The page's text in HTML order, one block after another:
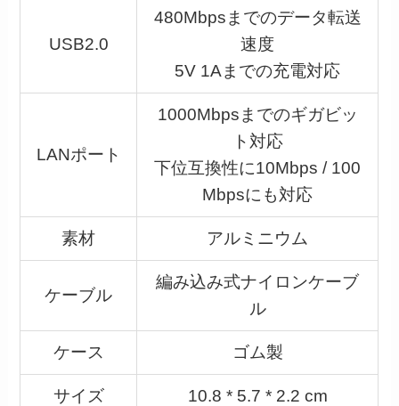
USB2.0
480Mbpsまでのデータ転送
速度
5V 1Aまでの充電対応
LANポート
1000Mbpsまでのギガビッ
ト対応
下位互換性に10Mbps / 100
Mbpsにも対応
素材 アルミニウム
ケーブル
編み込み式ナイロンケーブ
ル
ケース ゴム製
サイズ 10.8 * 5.7 * 2.2 cm